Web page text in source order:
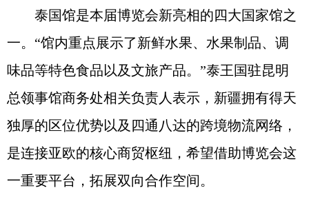
泰国馆是本届博览会新亮相的四大国家馆之
一。“馆内重点展示了新鲜水果、水果制品、调
味品等特色食品以及文旅产品。”泰王国驻昆明
总领事馆商务处相关负责人表示，新疆拥有得天
独厚的区位优势以及四通八达的跨境物流网络，
是连接亚欧的核心商贸枢纽，希望借助博览会这
一重要平台，拓展双向合作空间。